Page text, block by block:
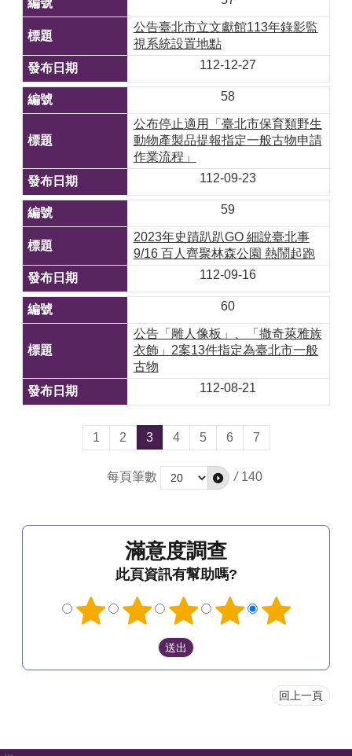
公告臺北市立文獻館113年錄影監
視系統設置地點
112-12-27
58
公布停止適用「臺北市保育類野生
動物產製品提報指定一般古物申請
作業流程」
112-09-23
59
2023年史蹟趴趴GO 細說臺北事
9/16 百人齊聚林森公園 熱鬧起跑
112-09-16
60
公告「雕人像板」、「撒奇萊雅族
衣飾」2案13件指定為臺北市一般
古物
112-08-21
1 2 3 4 5 6 7
每頁筆數 / 140
滿意度調查
此頁資訊有幫助嗎?
回上一頁